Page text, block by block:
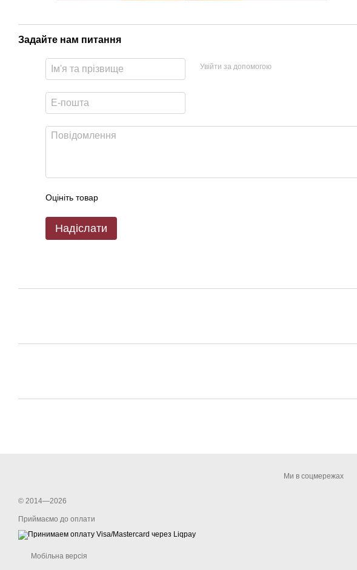
Задайте нам питання
Увійти за допомогою
Оцініть товар
Надіслати
© 2014—2026
Приймаємо до оплати
Мобільна версія
Ми в соцмережах